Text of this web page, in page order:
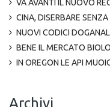
VA AVANTI IL NUOVO
CINA, DISERBARE
NUOVI CODICI
BENE IL MERCATO
IN OREGON LE API
Archivi